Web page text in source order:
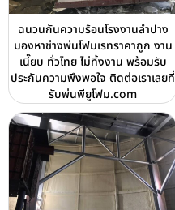
ฉนวนกันความร้อนโรงงานลำปาง
มองหาช่างพ่นโฟมเรทราคาถูก งาน
เนี๊ยบ ทั่วไทย ไม่ทิ้งงาน พร้อมรับ
ประกันความพึงพอใจ ติดต่อเราเลยที่
รับพ่นพียูโฟม.com